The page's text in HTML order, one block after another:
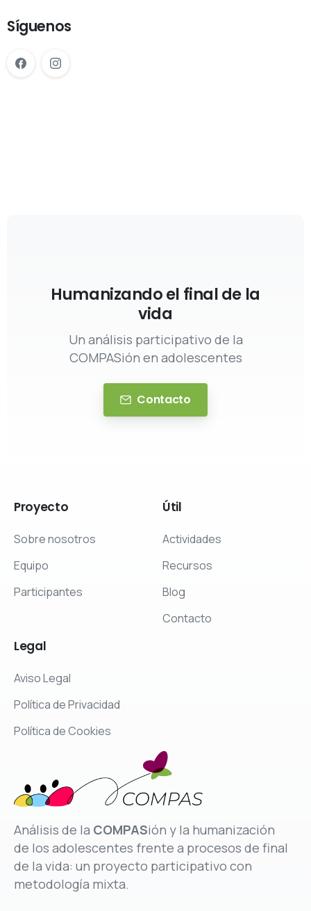
Síguenos
Humanizando el final de la
vida
Un análisis participativo de la
COMPASión en adolescentes
Contacto
Proyecto
Sobre nosotros
Equipo
Participantes
Útil
Actividades
Recursos
Blog
Contacto
Legal
Aviso Legal
Política de Privacidad
Política de Cookies
Análisis de la COMPASión y la humanización
de los adolescentes frente a procesos de final
de la vida: un proyecto participativo con
metodología mixta.